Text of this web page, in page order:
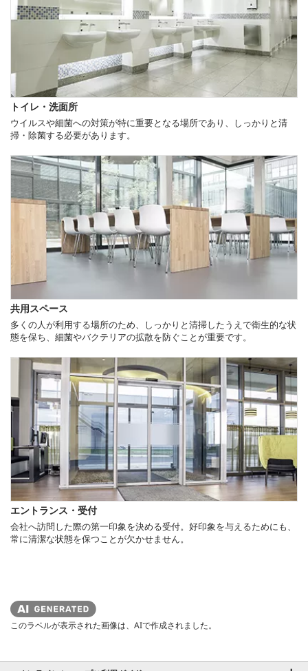
トイレ・洗面所
ウイルスや細菌への対策が特に重要となる場所であり、しっかりと清
掃・除菌する必要があります。
共用スペース
多くの人が利用する場所のため、しっかりと清掃したうえで衛生的な状
態を保ち、細菌やバクテリアの拡散を防ぐことが重要です。
エントランス・受付
会社へ訪問した際の第一印象を決める受付。好印象を与えるためにも、
常に清潔な状態を保つことが欠かせません。
このラベルが表示された画像は、AIで作成されました。